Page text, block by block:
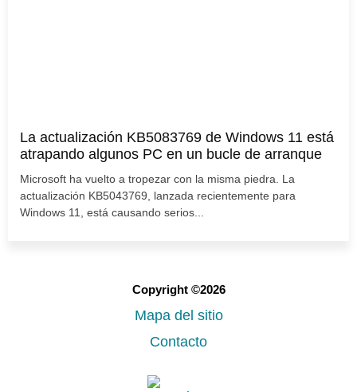
La actualización KB5083769 de Windows 11 está
atrapando algunos PC en un bucle de arranque
Microsoft ha vuelto a tropezar con la misma piedra. La
actualización KB5043769, lanzada recientemente para
Windows 11, está causando serios...
Copyright ©2026
Mapa del sitio
Contacto